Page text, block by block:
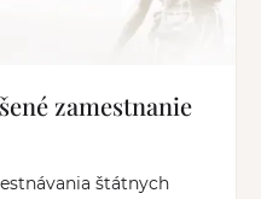
zamestnanie
štátnych